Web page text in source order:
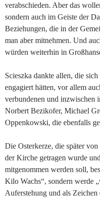
verabschieden. Aber das
sondern auch im Geiste der
Beziehungen, die in der
man aber mitnehmen. Und
würden weiterhin in
Scieszka dankte allen, die
engagiert hätten, vor allem
verbundenen und inzwischen
Norbert Bezikofer, Michael
Oppenkowski, die ebenfalls
Die Osterkerze, die später
der Kirche getragen wurde
mitgenommen werden soll,
Kilo Wachs“, sondern werde
Auferstehung und als Zeichen